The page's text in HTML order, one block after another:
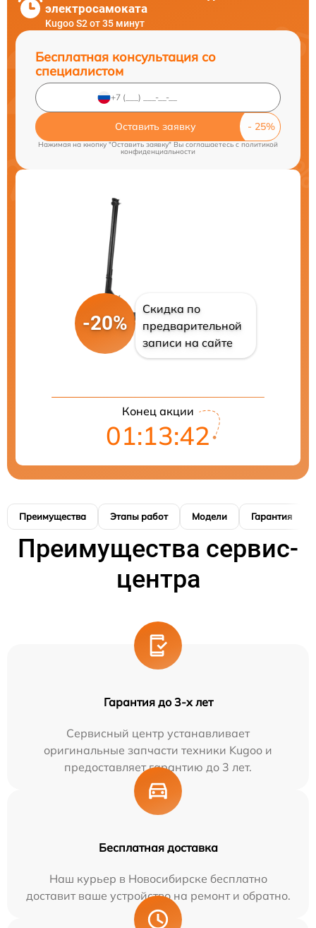
электросамоката
Kugoo S2 от 35 минут
Бесплатная консультация со
специалистом
Оставить заявку
Нажимая на кнопку "Оставить заявку" Вы соглашаетесь cполитикой
конфиденциальности
-20%
Скидка по
предварительной
записи на сайте
Конец акции
01:13:41
Преимущества Этапы работ Модели Гарантия
Преимущества сервис-
центра
Гарантия до 3-х лет
Сервисный центр устанавливает
оригинальные запчасти техники Kugoo и
предоставляет гарантию до 3 лет.
Бесплатная доставка
Наш курьер в Новосибирске бесплатно
доставит ваше устройство на ремонт и обратно.